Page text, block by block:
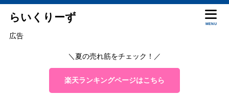
らいくりーず
MENU
広告
＼夏の売れ筋をチェック！／
楽天ランキングページはこちら